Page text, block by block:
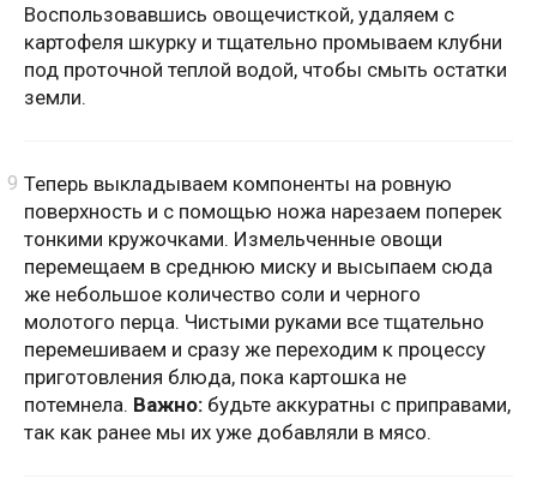
Воспользовавшись овощечисткой, удаляем с
картофеля шкурку и тщательно промываем клубни
под проточной теплой водой, чтобы смыть остатки
земли.
Теперь выкладываем компоненты на ровную
поверхность и с помощью ножа нарезаем поперек
тонкими кружочками. Измельченные овощи
перемещаем в среднюю миску и высыпаем сюда
же небольшое количество соли и черного
молотого перца. Чистыми руками все тщательно
перемешиваем и сразу же переходим к процессу
приготовления блюда, пока картошка не
потемнела. Важно: будьте аккуратны с приправами,
так как ранее мы их уже добавляли в мясо.